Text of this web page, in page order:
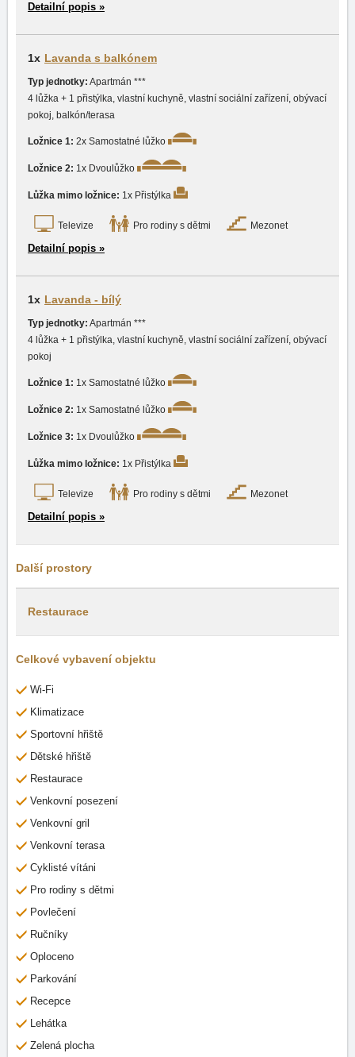
Detailní popis »
1x Lavanda s balkónem
Typ jednotky: Apartmán ***
4 lůžka + 1 přistýlka, vlastní kuchyně, vlastní sociální zařízení, obývací
pokoj, balkón/terasa
Ložnice 1: 2x Samostatné lůžko
Ložnice 2: 1x Dvoulůžko
Lůžka mimo ložnice: 1x Přistýlka
Televize Pro rodiny s dětmi Mezonet
Detailní popis »
1x Lavanda - bílý
Typ jednotky: Apartmán ***
4 lůžka + 1 přistýlka, vlastní kuchyně, vlastní sociální zařízení, obývací
pokoj
Ložnice 1: 1x Samostatné lůžko
Ložnice 2: 1x Samostatné lůžko
Ložnice 3: 1x Dvoulůžko
Lůžka mimo ložnice: 1x Přistýlka
Televize Pro rodiny s dětmi Mezonet
Detailní popis »
Další prostory
Restaurace
Celkové vybavení objektu
Wi-Fi
Klimatizace
Sportovní hřiště
Dětské hřiště
Restaurace
Venkovní posezení
Venkovní gril
Venkovní terasa
Cyklisté vítáni
Pro rodiny s dětmi
Povlečení
Ručníky
Oploceno
Parkování
Recepce
Lehátka
Zelená plocha